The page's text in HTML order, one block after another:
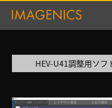
HEV-U41調整用ソフ